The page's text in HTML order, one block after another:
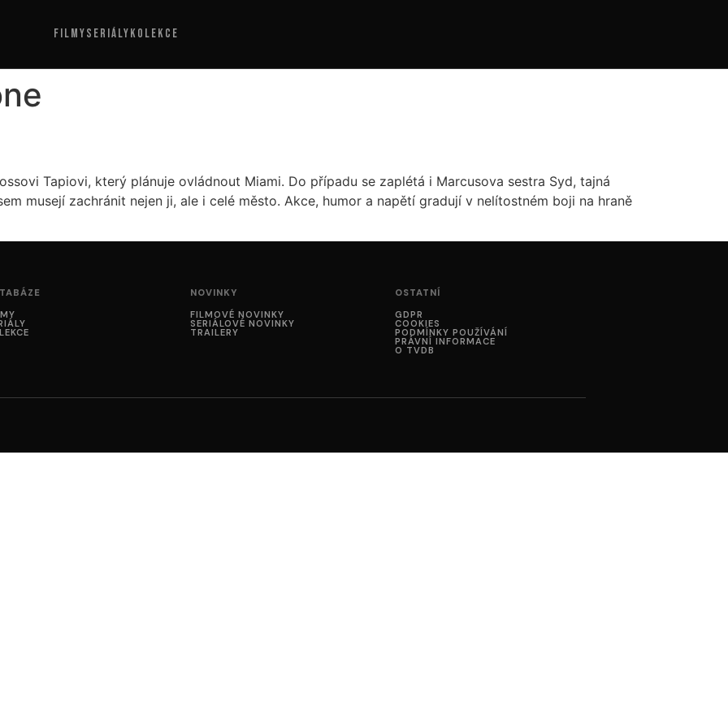
FILMYSERIÁLY KOLEKCE
Tapiovi, který plánuje ovládnout Miami. Do případu se zaplétá i Marcusova sestra Syd, tajná
musejí zachránit nejen ji, ale i celé město. Akce, humor a napětí gradují v nelítostném boji na hraně
NOVINKY
FILMOVÉ NOVINKY
SERIÁLOVÉ NOVINKY
TRAILERY
OSTATNÍ
GDPR
COOKIES
PODMÍNKY POUŽÍVÁNÍ
PRÁVNÍ INFORMACE
O TVDB